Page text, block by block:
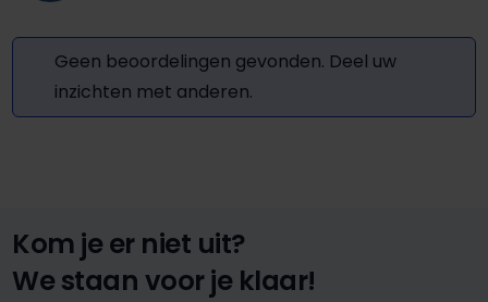
Geen beoordelingen gevonden. Deel uw
inzichten met anderen.
Kom je er niet uit?
We staan voor je klaar!